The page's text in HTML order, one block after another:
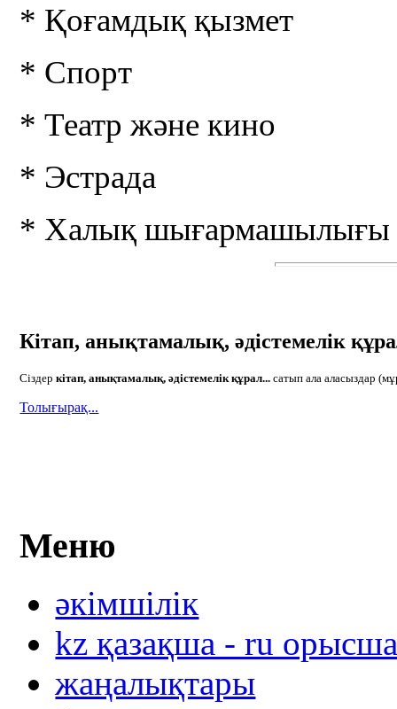
* Қоғамдық қызмет
* Спорт
* Театр және кино
* Эстрада
* Халық шығармашылығы
Кітап, анықтамалық, әдістемелік
Сіздеркітап, анықтамалық, әдістемелік құрал... сатып ала аласыздар
Толығырақ...
Меню
әкімшілік
kz қазақша - ru
жаңалықтары